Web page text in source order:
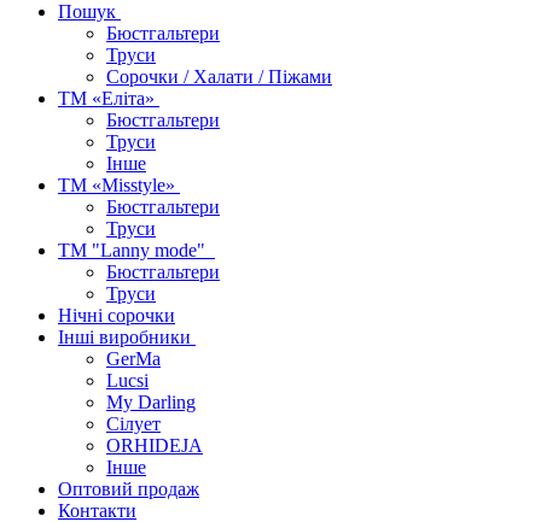
Пошук
Бюстгальтери
Труси
Сорочки / Халати / Піжами
ТМ «Еліта»
Бюстгальтери
Труси
Інше
ТМ «Misstyle»
Бюстгальтери
Труси
ТМ "Lanny mode"
Бюстгальтери
Труси
Нічні сорочки
Інші виробники
GerMa
Lucsi
My Darling
Сілует
ORHIDEJA
Інше
Оптовий продаж
Контакти